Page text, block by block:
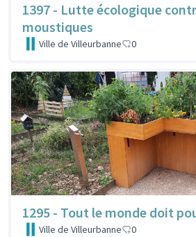
1397 - Lutte écologique
moustiques
Ville de Villeurbanne 0
1295 - Tout le monde doit
Ville de Villeurbanne 0